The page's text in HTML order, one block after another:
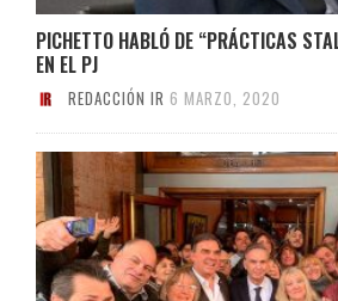
PICHETTO HABLÓ DE “PRÁCTICAS
EN EL PJ
REDACCIÓN IR 6 MARZO, 2020